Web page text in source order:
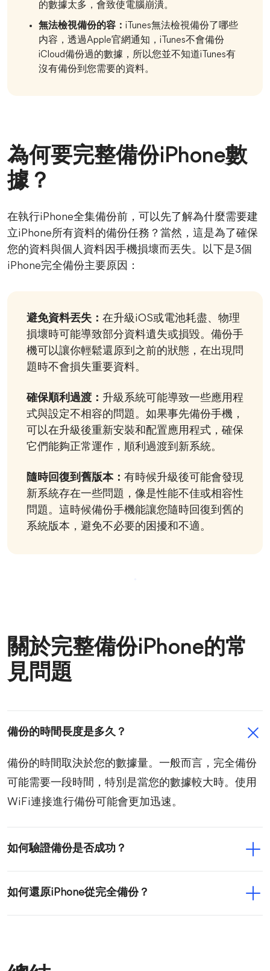
的數據太多，會致使電腦崩潰。
無法檢視備份的容： iTunes無法檢視備份了哪些
内容，透過Apple官網通知，iTunes不會備份
iCloud備份過的數據，所以您並不知道iTunes有
沒有備份到您需要的資料。
為何要完整備份iPhone數
據？
在執行iPhone全集備份前，可以先了解為什麼需要建
立iPhone所有資料的備份任務？當然，這是為了確保
您的資料與個人資料因手機損壞而丟失。以下是3個
iPhone完全備份主要原因：
避免資料丟失： 在升級iOS或電池耗盡、物理
損壞時可能導致部分資料遺失或損毀。備份手
機可以讓你輕鬆還原到之前的狀態，在出現問
題時不會損失重要資料。
確保順利過渡： 升級系統可能導致一些應用程
式與設定不相容的問題。如果事先備份手機，
可以在升級後重新安裝和配置應用程式，確保
它們能夠正常運作，順利過渡到新系統。
隨時回復到舊版本： 有時候升級後可能會發現
新系統存在一些問題，像是性能不佳或相容性
問題。這時候備份手機能讓您隨時回復到舊的
系統版本，避免不必要的困擾和不適。
關於完整備份iPhone的常
見問題
備份的時間長度是多久？
備份的時間取決於您的數據量。一般而言，完全備份
可能需要一段時間，特別是當您的數據較大時。使用
WiFi連接進行備份可能會更加迅速。
如何驗證備份是否成功？
如何還原iPhone從完全備份？